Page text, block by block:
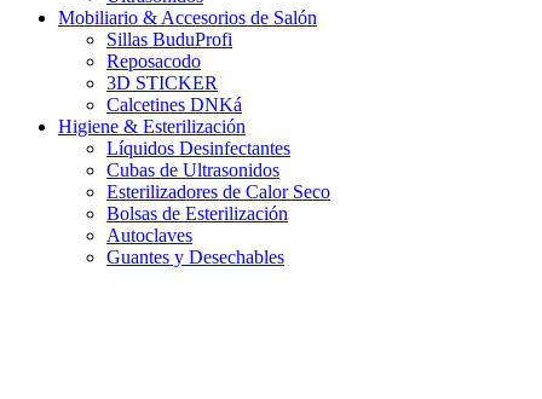
Mobiliario & Accesorios de Salón
Sillas BuduProfi
Reposacodo
3D STICKER
Calcetines DNKá
Higiene & Esterilización
Líquidos Desinfectantes
Cubas de Ultrasonidos
Esterilizadores de Calor Seco
Bolsas de Esterilización
Autoclaves
Guantes y Desechables